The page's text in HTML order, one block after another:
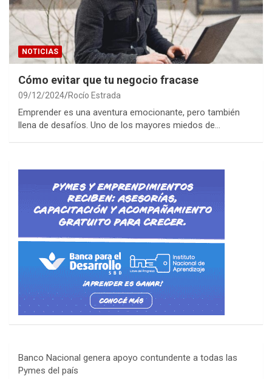
NOTICIAS
Cómo evitar que tu negocio fracase
09/12/2024 Rocío Estrada
Emprender es una aventura emocionante, pero también
llena de desafíos. Uno de los mayores miedos de…
Banco Nacional genera apoyo contundente a todas las
Pymes del país